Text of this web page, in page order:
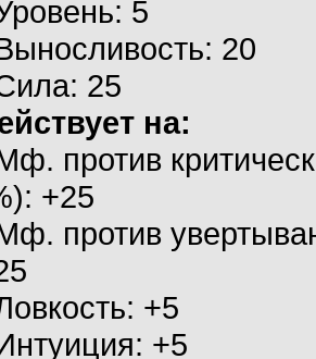
5
20
25
на:
против
+25
против
+5
+5